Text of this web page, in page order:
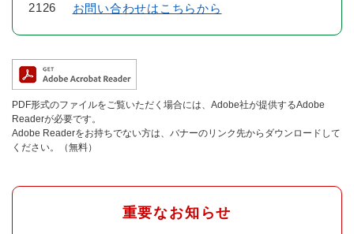
2126 お問い合わせはこちらから
PDF形式のファイルをご覧いただく場合には、Adobe社が提供するAdobe
Readerが必要です。
Adobe Readerをお持ちでない方は、バナーのリンク先からダウンロードして
ください。（無料）
重要なお知らせ